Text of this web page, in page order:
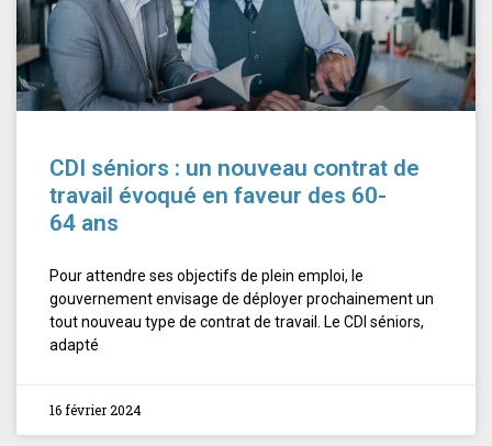
CDI séniors : un nouveau contrat de
travail évoqué en faveur des 60-
64 ans
Pour attendre ses objectifs de plein emploi, le
gouvernement envisage de déployer prochainement un
tout nouveau type de contrat de travail. Le CDI séniors,
adapté
16 février 2024